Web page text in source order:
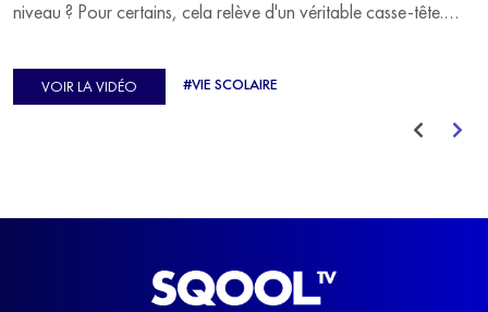
niveau ? Pour certains, cela relève d'un véritable casse-tête.
d'Europe de Horse-ball, qui a failli abandonner ses études
avant de trouver un nouvel équilibre.
VOIR LA VIDÉO #VIE SCOLAIRE